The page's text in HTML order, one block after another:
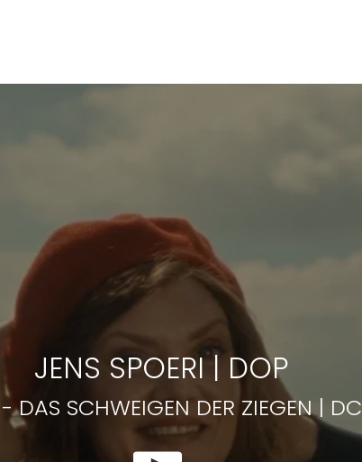
JENS SPOERI|DOP
-DAS SCHWEIGEN DER ZIEGEN | DC
- DAS SCHWEIGEN DER ZIEGEN | DC